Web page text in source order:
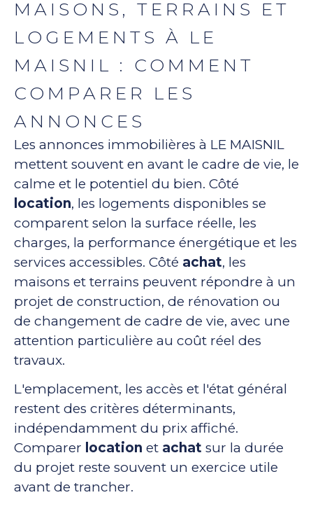
MAISONS, TERRAINS ET
LOGEMENTS À LE
MAISNIL : COMMENT
COMPARER LES
ANNONCES
Les annonces immobilières à LE MAISNIL
mettent souvent en avant le cadre de vie, le
calme et le potentiel du bien. Côté
location, les logements disponibles se
comparent selon la surface réelle, les
charges, la performance énergétique et les
services accessibles. Côté achat, les
maisons et terrains peuvent répondre à un
projet de construction, de rénovation ou
de changement de cadre de vie, avec une
attention particulière au coût réel des
travaux.
L'emplacement, les accès et l'état général
restent des critères déterminants,
indépendamment du prix affiché.
Comparer location et achat sur la durée
du projet reste souvent un exercice utile
avant de trancher.